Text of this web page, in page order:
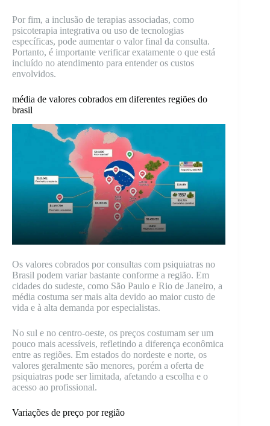
Por fim, a inclusão de terapias associadas, como
psicoterapia integrativa ou uso de tecnologias
específicas, pode aumentar o valor final da consulta.
Portanto, é importante verificar exatamente o que está
incluído no atendimento para entender os custos
envolvidos.
média de valores cobrados em diferentes regiões do
brasil
Os valores cobrados por consultas com psiquiatras no
Brasil podem variar bastante conforme a região. Em
cidades do sudeste, como São Paulo e Rio de Janeiro, a
média costuma ser mais alta devido ao maior custo de
vida e à alta demanda por especialistas.
No sul e no centro-oeste, os preços costumam ser um
pouco mais acessíveis, refletindo a diferença econômica
entre as regiões. Em estados do nordeste e norte, os
valores geralmente são menores, porém a oferta de
psiquiatras pode ser limitada, afetando a escolha e o
acesso ao profissional.
Variações de preço por região